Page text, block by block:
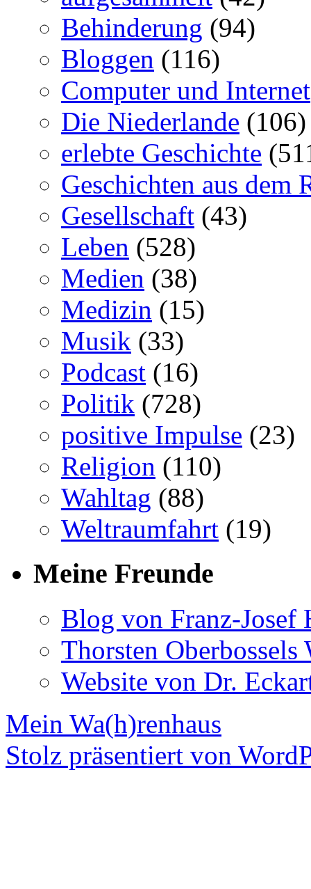
Behinderung (94)
Bloggen (116)
Computer und Internet
Die Niederlande (106)
erlebte Geschichte
Geschichten aus dem
Gesellschaft (43)
Leben (528)
Medien (38)
Medizin (15)
Musik (33)
Podcast (16)
Politik (728)
positive Impulse (23)
Religion (110)
Wahltag (88)
Weltraumfahrt (19)
Meine Freunde
Blog von Franz-Josef
Thorsten Oberbossels
Website von Dr.
Mein Wa(h)renhaus
Stolz präsentiert von